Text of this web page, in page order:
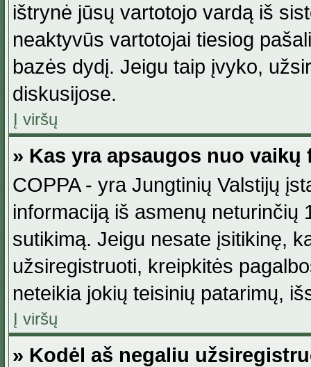
ištrynė jūsų vartotojo vardą iš
neaktyvūs vartotojai tiesiog
bazės dydį. Jeigu taip įvyko,
diskusijose.
Į viršų
» Kas yra apsaugos nuo vaikų
COPPA - yra Jungtinių Valstijų
informaciją iš asmenų neturinčių
sutikimą. Jeigu nesate įsitikinę,
užsiregistruoti, kreipkitės
neteikia jokių teisinių patarimų,
Į viršų
» Kodėl aš negaliu